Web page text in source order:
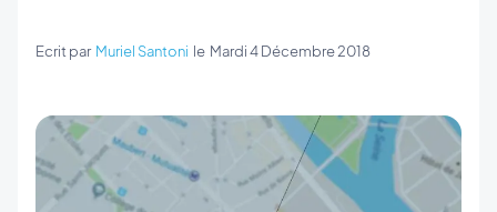
Ecrit par Muriel Santoni le Mardi 4 Décembre 2018